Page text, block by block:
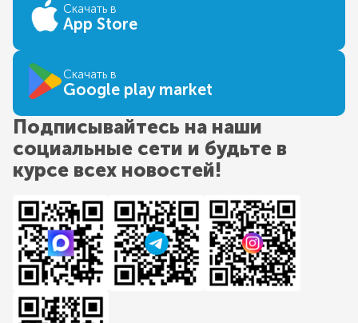
Скачать в
App Store
Скачать в
Google play market
Подписывайтесь на наши
социальные сети и будьте в
курсе всех новостей!